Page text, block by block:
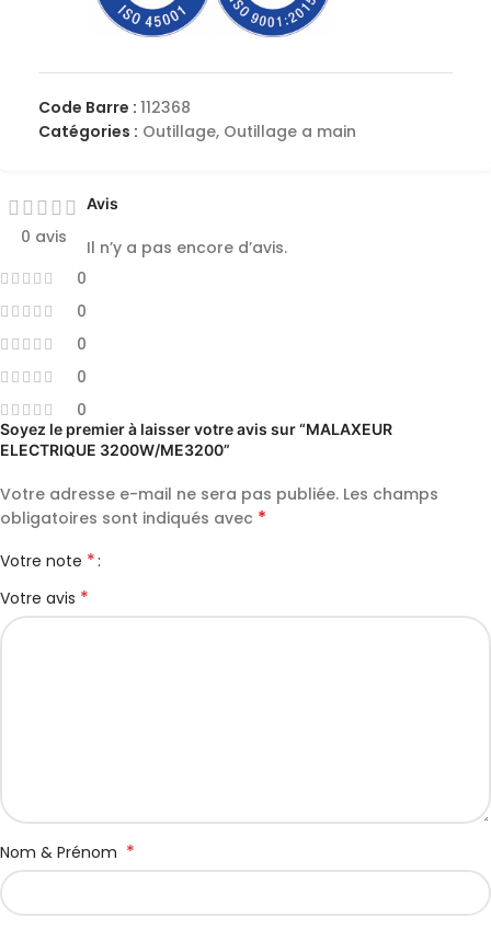
Code Barre : 112368
Catégories : Outillage, Outillage a main
0 avis
0
0
0
0
0
Avis
Il n’y a pas encore d’avis.
Soyez le premier à laisser votre avis sur “MALAXEUR
ELECTRIQUE 3200W/ME3200”
Votre adresse e-mail ne sera pas publiée. Les champs
obligatoires sont indiqués avec *
Votre note *
Votre avis *
Nom & Prénom *